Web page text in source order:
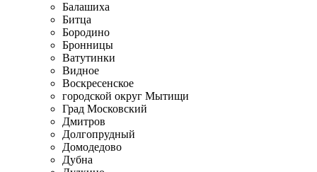
Балашиха
Битца
Бородино
Бронницы
Ватутинки
Видное
Воскресенское
городской округ Мытищи
Град Московский
Дмитров
Долгопрудный
Домодедово
Дубна